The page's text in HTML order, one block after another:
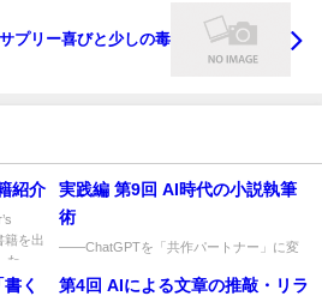
プリー喜びと少しの毒
紹介
籍を出
た
実践編 第9回 AI時代の小説執筆
術
――ChatGPTを「共作パートナー」に変
を書いてみたい」。そう願う人は少なくあ
く
第4回 AIによる文章の推敲・リラ